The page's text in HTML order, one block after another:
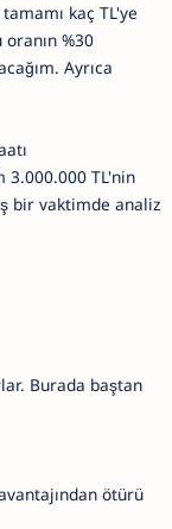
kaç TL'ye
%30
Ayrıca
TL'nin
bir vaktimde analiz
Burada baştan
ötürü